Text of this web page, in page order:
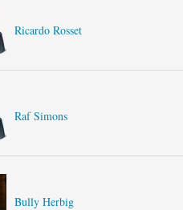
Ricardo Rosset
Raf Simons
Bully Herbig